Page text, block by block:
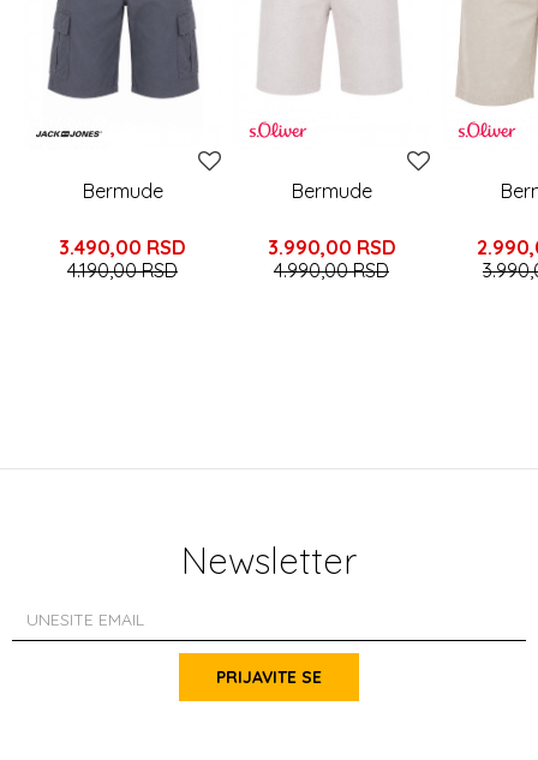
Bermude
3.490,00 RSD
4.190,00RSD
Bermude
3.990,00 RSD
4.990,00RSD
Newsletter
PRIJAVITE SE